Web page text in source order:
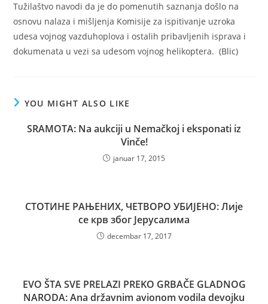
Tužilaštvo navodi da je do pomenutih saznanja došlo na
osnovu nalaza i mišljenja Komisije za ispitivanje uzroka
udesa vojnog vazduhoplova i ostalih pribavljenih isprava i
dokumenata u vezi sa udesom vojnog helikoptera. (Blic)
YOU MIGHT ALSO LIKE
SRAMOTA: Na aukciji u Nemačkoj i eksponati iz
Vinče!
januar 17, 2015
СТОТИНЕ РАЊЕНИХ, ЧЕТВОРО УБИЈЕНО: Лије
се крв због Јерусалима
decembar 17, 2017
EVO ŠTA SVE PRELAZI PREKO GRBAČE GLADNOG
NARODA: Ana državnim avionom vodila devojku